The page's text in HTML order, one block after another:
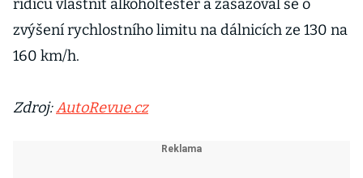
řidičů vlastnit alkoholtester a zasazoval se o
zvýšení rychlostního limitu na dálnicích ze 130 na
160 km/h.
Zdroj:AutoRevue.cz